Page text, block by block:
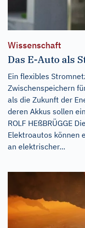
Wissenschaft
Das E-Auto als
Ein flexibles
Zwischenspeichern
als die Zukunft der
deren Akkus sollen
ROLF HEßBRÜGGE
Elektroautos können
an elektrischer...